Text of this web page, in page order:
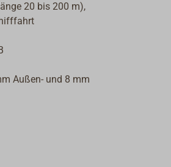
20 bis 200 m),
Außen- und 8 mm
mm